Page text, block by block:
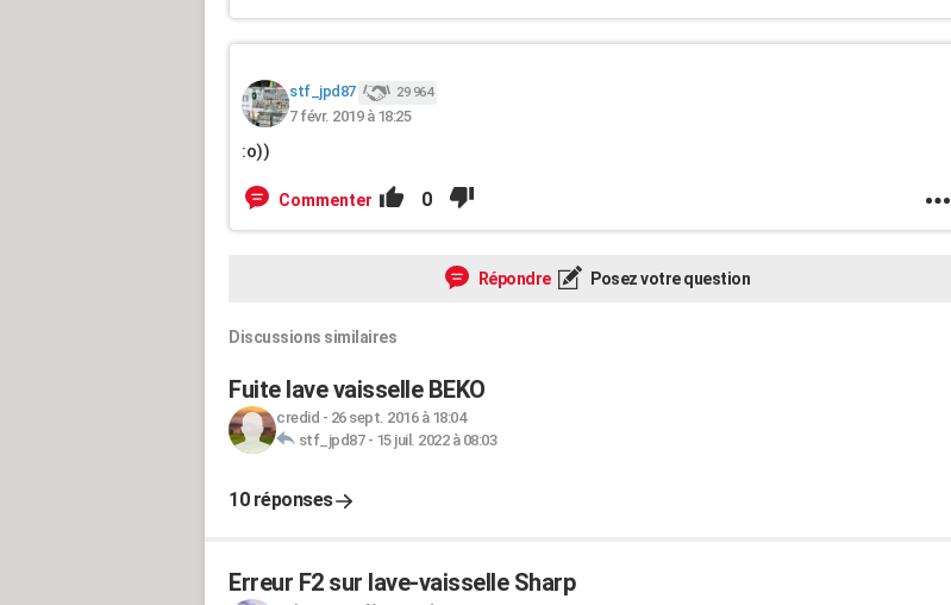
stf_jpd87 29 964
7 févr. 2019 à 18:25
:o))
Commenter 0
Répondre Posez votre question
Discussions similaires
Fuite lave vaisselle BEKO
credid - 26 sept. 2016 à 18:04
stf_jpd87- 15 juil. 2022 à 08:03
10 réponses
Erreur F2 sur lave-vaisselle Sharp